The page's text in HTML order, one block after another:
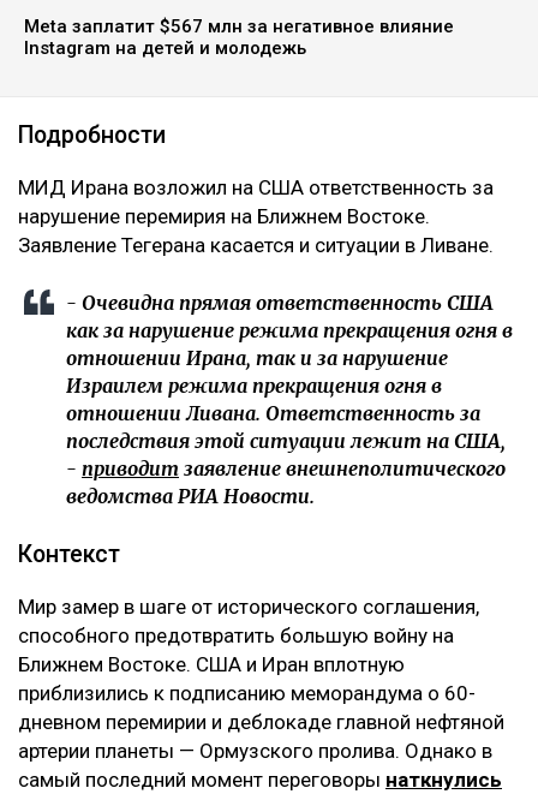
Meta заплатит $567 млн за негативное влияние
Instagram на детей и молодежь
Подробности
МИД Ирана возложил на США ответственность за
нарушение перемирия на Ближнем Востоке.
Заявление Тегерана касается и ситуации в Ливане.
- Очевидна прямая ответственность США
как за нарушение режима прекращения огня в
отношении Ирана, так и за нарушение
Израилем режима прекращения огня в
отношении Ливана. Ответственность за
последствия этой ситуации лежит на США,
- приводит заявление внешнеполитического
ведомства РИА Новости.
Контекст
Мир замер в шаге от исторического соглашения,
способного предотвратить большую войну на
Ближнем Востоке. США и Иран вплотную
приблизились к подписанию меморандума о 60-
дневном перемирии и деблокаде главной нефтяной
артерии планеты — Ормузского пролива. Однако в
самый последний момент переговоры наткнулись